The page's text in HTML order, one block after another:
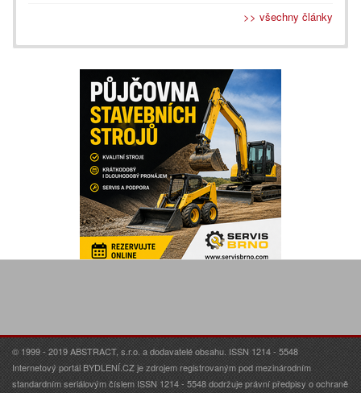
>> všechny články
© 1999 - 2019 ABSTRACT, s.r.o. a dodavatelé obsahu. ISSN 1214 - 5548
Internetový portál BYDLENÍ.CZ je zdrojem registrovaným pod mezinárodním
standardním seriálovým číslem ISSN 1214 - 5548 dodržuje právní předpisy o ochraně